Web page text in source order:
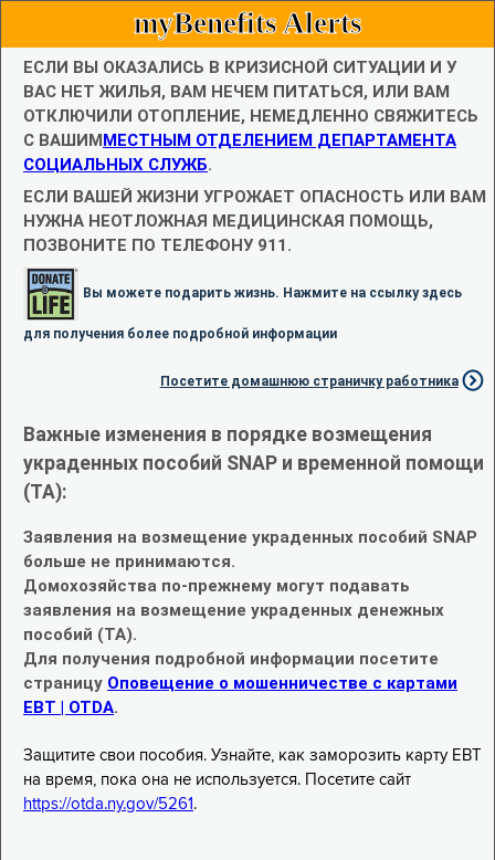
myBenefits Alerts
ЕСЛИ ВЫ ОКАЗАЛИСЬ В КРИЗИСНОЙ СИТУАЦИИ И У
ВАС НЕТ ЖИЛЬЯ, ВАМ НЕЧЕМ ПИТАТЬСЯ, ИЛИ ВАМ
ОТКЛЮЧИЛИ ОТОПЛЕНИЕ, НЕМЕДЛЕННО СВЯЖИТЕСЬ
С ВАШИММЕСТНЫМ ОТДЕЛЕНИЕМ ДЕПАРТАМЕНТА
СОЦИАЛЬНЫХ СЛУЖБ.
ЕСЛИ ВАШЕЙ ЖИЗНИ УГРОЖАЕТ ОПАСНОСТЬ ИЛИ ВАМ
НУЖНА НЕОТЛОЖНАЯ МЕДИЦИНСКАЯ ПОМОЩЬ,
ПОЗВОНИТЕ ПО ТЕЛЕФОНУ 911.
Вы можете подарить жизнь. Нажмите на ссылку здесь
для получения более подробной информации
Посетите домашнюю страничку работника
Важные изменения в порядке возмещения
украденных пособий SNAP и временной помощи
(TA):
Заявления на возмещение украденных пособий SNAP
больше не принимаются.
Домохозяйства по-прежнему могут подавать
заявления на возмещение украденных денежных
пособий (TA).
Для получения подробной информации посетите
страницу Оповещение о мошенничестве с картами
EBT | OTDA.
Защитите свои пособия. Узнайте, как заморозить карту EBT
на время, пока она не используется. Посетите сайт
https://otda.ny.gov/5261 .